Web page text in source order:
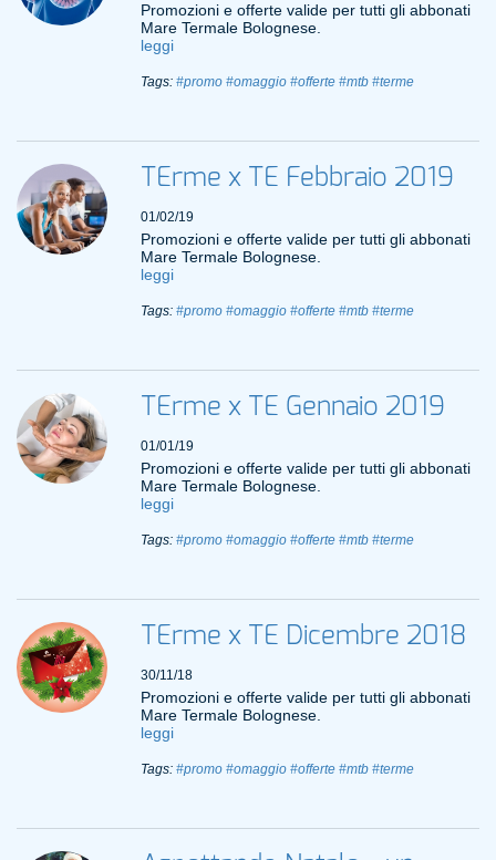
Promozioni e offerte valide per tutti gli abbonati
Mare Termale Bolognese.
leggi
Tags: #promo #omaggio #offerte #mtb #terme
TErme x TE Febbraio 2019
01/02/19
Promozioni e offerte valide per tutti gli abbonati
Mare Termale Bolognese.
leggi
Tags: #promo #omaggio #offerte #mtb #terme
TErme x TE Gennaio 2019
01/01/19
Promozioni e offerte valide per tutti gli abbonati
Mare Termale Bolognese.
leggi
Tags: #promo #omaggio #offerte #mtb #terme
TErme x TE Dicembre 2018
30/11/18
Promozioni e offerte valide per tutti gli abbonati
Mare Termale Bolognese.
leggi
Tags: #promo #omaggio #offerte #mtb #terme